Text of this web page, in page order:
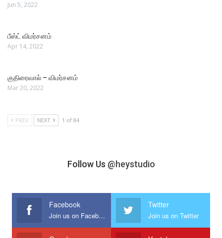
Jun 5, 2022
பீஸ்ட் விமர்சனம்
Apr 14, 2022
குதிரைவால் – விமர்சனம்
Mar 20, 2022
PREV NEXT 1 of 84
Follow Us @heystudio
Facebook
Join us on Facebook
Twitter
Join us on Twitter